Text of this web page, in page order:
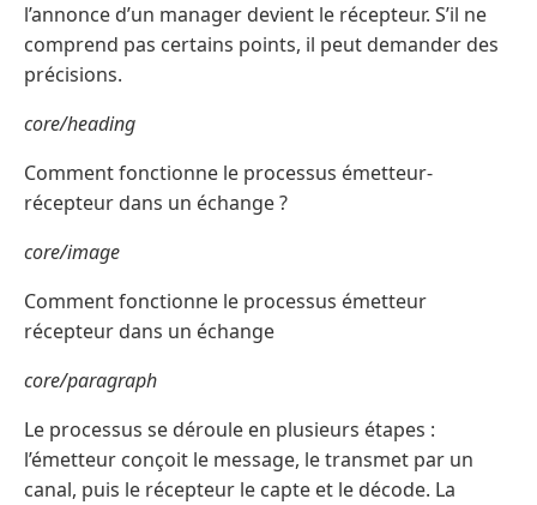
l’annonce d’un manager devient le récepteur. S’il ne
comprend pas certains points, il peut demander des
précisions.
core/heading
Comment fonctionne le processus émetteur-
récepteur dans un échange ?
core/image
Comment fonctionne le processus émetteur
récepteur dans un échange
core/paragraph
Le processus se déroule en plusieurs étapes :
l’émetteur conçoit le message, le transmet par un
canal, puis le récepteur le capte et le décode. La